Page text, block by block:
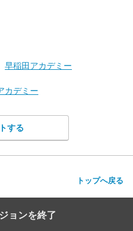
早稲田アカデミー
カデミー
する
トップへ戻る
ョンを終了